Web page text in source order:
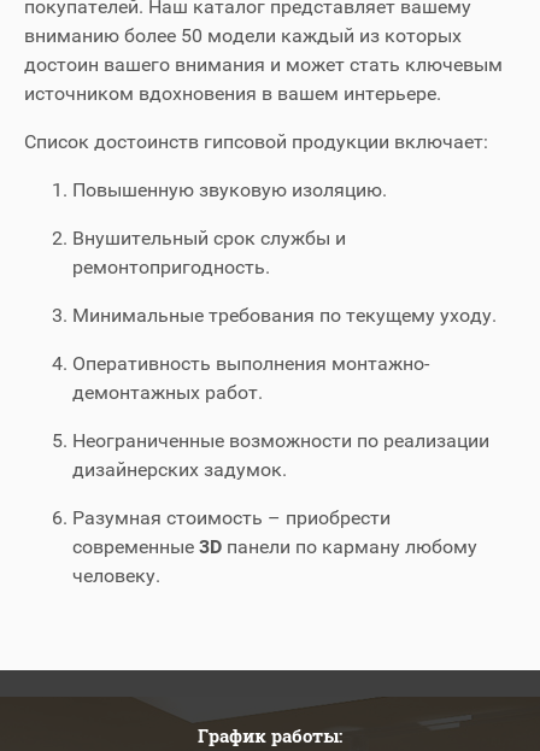
покупателей. Наш каталог представляет вашему
вниманию более 50 модели каждый из которых
достоин вашего внимания и может стать ключевым
источником вдохновения в вашем интерьере.
Список достоинств гипсовой продукции включает:
Повышенную звуковую изоляцию.
Внушительный срок службы и
ремонтопригодность.
Минимальные требования по текущему уходу.
Оперативность выполнения монтажно-
демонтажных работ.
Неограниченные возможности по реализации
дизайнерских задумок.
Разумная стоимость – приобрести
современные 3D панели по карману любому
человеку.
График работы: